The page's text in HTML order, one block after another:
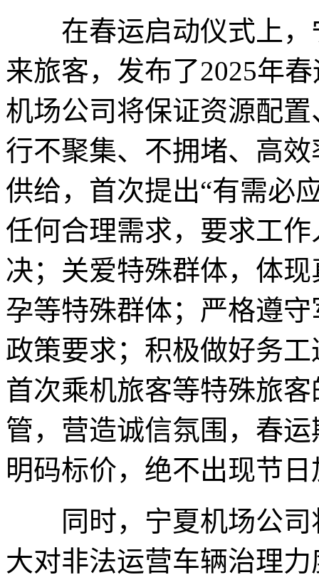
在春运启动仪式上，
来旅客，发布了2025年
机场公司将保证资源配
行不聚集、不拥堵、高
供给，首次提出“有需必
任何合理需求，要求工
决；关爱特殊群体，体
孕等特殊群体；严格遵
政策要求；积极做好务
首次乘机旅客等特殊旅
管，营造诚信氛围，春
明码标价，绝不出现节
同时，宁夏机场公司
大对非法运营车辆治理